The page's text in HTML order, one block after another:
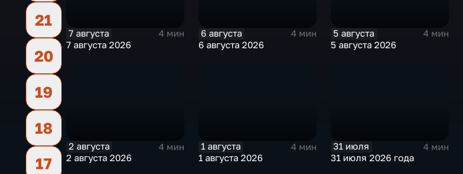
21
20
19
18
17
7 августа
4 мин
7 августа 2026
6 августа
4 мин
6 августа 2026
5 августа
4 мин
5 августа 2026
2 августа
4 мин
2 августа 2026
1 августа
4 мин
1 августа 2026
31 июля
4 мин
31 июля 2026 года